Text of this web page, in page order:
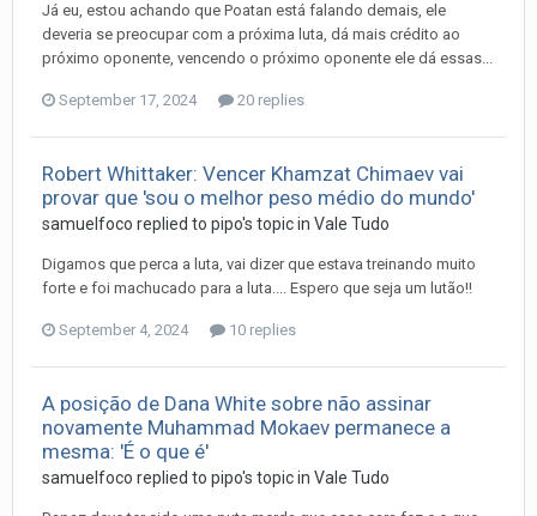
Já eu, estou achando que Poatan está falando demais, ele
deveria se preocupar com a próxima luta, dá mais crédito ao
próximo oponente, vencendo o próximo oponente ele dá essas...
September 17, 2024 20 replies
Robert Whittaker: Vencer Khamzat Chimaev vai
provar que 'sou o melhor peso médio do mundo'
samuelfoco replied to pipo's topic in Vale Tudo
Digamos que perca a luta, vai dizer que estava treinando muito
forte e foi machucado para a luta.... Espero que seja um lutão!!
September 4, 2024 10 replies
A posição de Dana White sobre não assinar
novamente Muhammad Mokaev permanece a
mesma: 'É o que é'
samuelfoco replied to pipo's topic in Vale Tudo